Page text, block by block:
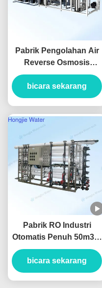
Pabrik Pengolahan Air
Reverse Osmosis
Industri FRP Komersial
yang Dapat
Disesuaikan
bicara sekarang
Pabrik RO Industri
Otomatis Penuh 50m3/H
Sistem Filtrasi Air
Reverse Osmosis
bicara sekarang